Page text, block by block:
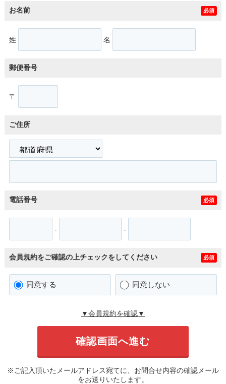
お名前 必須
姓 名
郵便番号
〒
ご住所
電話番号 必須
- -
会員規約をご確認の上チェックをしてください 必須
同意する 同意しない
▼会員規約を確認▼
※ご記入頂いたメールアドレス宛てに、お問合せ内容の確認メール
をお送りいたします。